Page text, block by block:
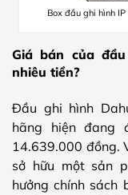
Box đầu ghi hình
Giá bán của
nhiêu tiền?
Đầu ghi hình
hãng hiện đang
14.639.000 đồng.
sở hữu một sản
hưởng chính sách